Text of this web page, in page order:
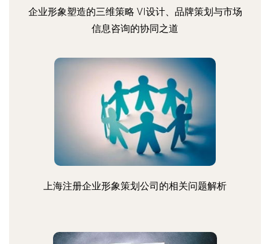
企业形象塑造的三维策略 VI设计、品牌策划与市场
信息咨询的协同之道
上海注册企业形象策划公司的相关问题解析